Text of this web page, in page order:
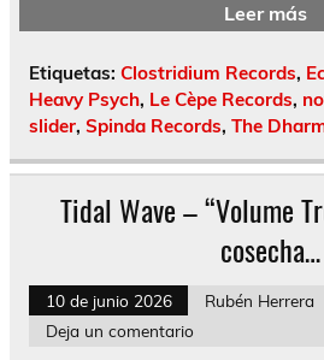
Leer más
Etiquetas: Clostridium Records,
Heavy Psych, Le Cèpe Records,
slider, Spinda Records, The
Tidal Wave – “Volume
cosecha…
10 de junio 2026
Rubén Herrera
Deja un comentario